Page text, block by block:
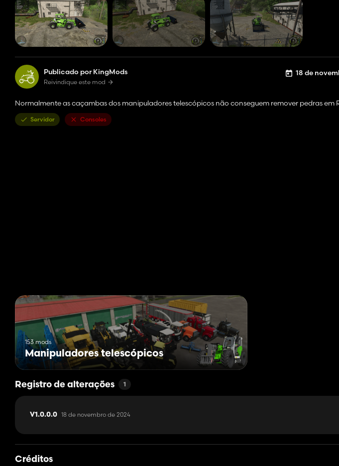
Publicado por KingMods
Reivindique este mod
18 de
Normalmente as caçambas dos manipuladores telescópicos não conseguem remover pedras em
Servidor Consoles
153 mods
Manipuladores telescópicos
Registro de alterações 1
V1.0.0.0 18 de novembro de 2024
Créditos